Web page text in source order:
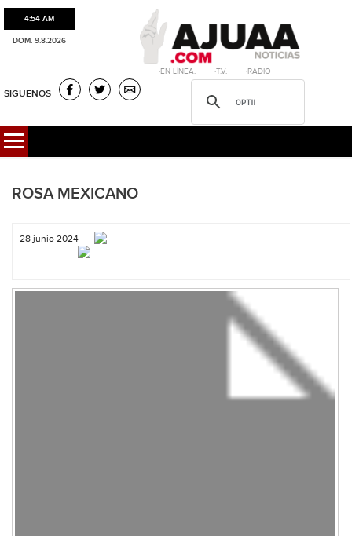
4:54 AM
DOM. 9.8.2026
·EN LÍNEA. ·T.V. ·RADIO
SIGUENOS
ROSA MEXICANO
28 junio 2024